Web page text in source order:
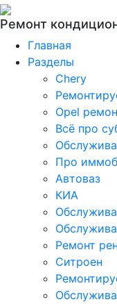
Ремонт
Главная
Разделы
Chery
Opel
Всё про
Про
Автоваз
КИА
Ремонт
Ситроен